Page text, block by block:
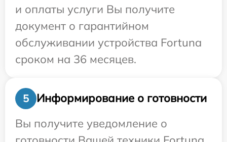
и оплаты услуги Вы получите
документ о гарантийном
обслуживании устройства Fortuna
сроком на 36 месяцев.
5
Информирование о готовности
Вы получите уведомление о